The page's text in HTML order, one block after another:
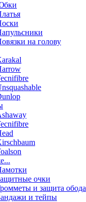
на голову
очки
и защита обода
и тейпы